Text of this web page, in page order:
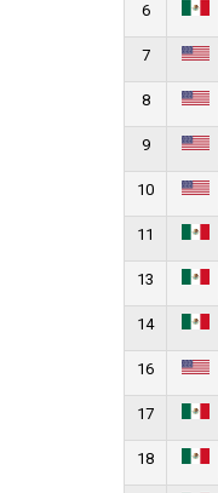
6
7
8
9
10
11
13
14
16
17
18